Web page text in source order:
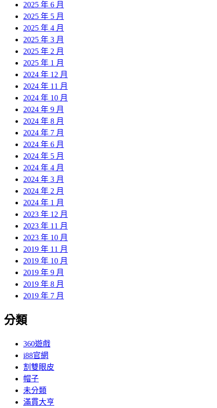
2025 年 6 月
2025 年 5 月
2025 年 4 月
2025 年 3 月
2025 年 2 月
2025 年 1 月
2024 年 12 月
2024 年 11 月
2024 年 10 月
2024 年 9 月
2024 年 8 月
2024 年 7 月
2024 年 6 月
2024 年 5 月
2024 年 4 月
2024 年 3 月
2024 年 2 月
2024 年 1 月
2023 年 12 月
2023 年 11 月
2023 年 10 月
2019 年 11 月
2019 年 10 月
2019 年 9 月
2019 年 8 月
2019 年 7 月
分類
360遊戲
i88官網
割雙眼皮
帽子
未分類
滿貫大亨